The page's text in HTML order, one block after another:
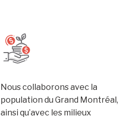
Nous collaborons avec la
population du Grand Montréal,
ainsi qu’avec les milieux